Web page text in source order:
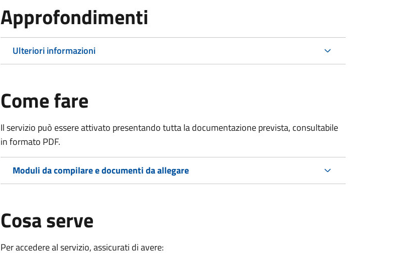
Approfondimenti
Ulteriori informazioni
Come fare
Il servizio può essere attivato presentando tutta la documentazione prevista, consultabile
in formato PDF.
Moduli da compilare e documenti da allegare
Cosa serve
Per accedere al servizio, assicurati di avere: